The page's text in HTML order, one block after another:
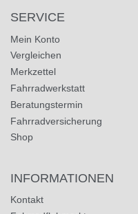
SERVICE
Mein Konto
Vergleichen
Merkzettel
Fahrradwerkstatt
Beratungstermin
Fahrradversicherung
Shop
INFORMATIONEN
Kontakt